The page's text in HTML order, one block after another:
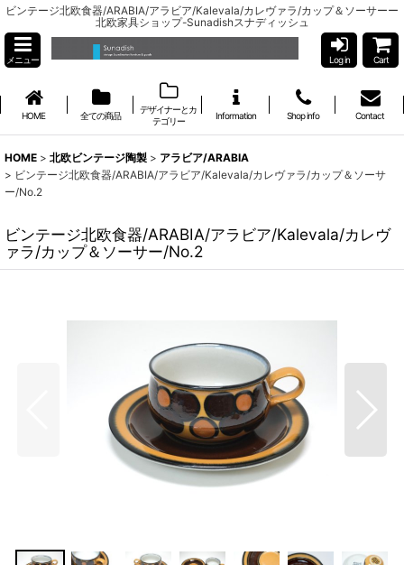
ビンテージ北欧食器/ARABIA/アラビア/Kalevala/カレヴァラ/カップ＆ソーサーー
北欧家具ショップ-Sunadishスナディッシュ
メニュー Log in Cart
HOME 全ての商品
デザイナーとカ
テゴリー
Information Shop info Contact
HOME > 北欧ビンテージ陶製 > アラビア/ARABIA
> ビンテージ北欧食器/ARABIA/アラビア/Kalevala/カレヴァラ/カップ＆ソーサ
ー/No.2
ビンテージ北欧食器/ARABIA/アラビア/Kalevala/カレヴ
ァラ/カップ＆ソーサー/No.2